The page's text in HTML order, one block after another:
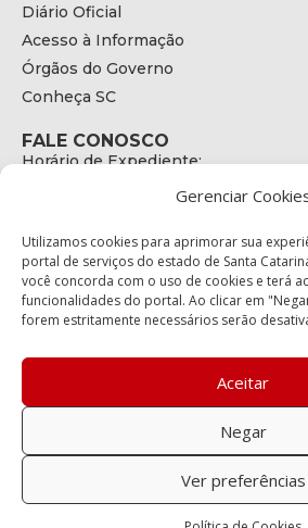
Gerenciar
Utilizamos cookies para aprimorar sua
portal de serviços do estado de Santa
você concorda com o uso de cookies e terá
funcionalidades do portal. Ao clicar em
forem estritamente necessários serão
Aceitar
Negar
Ver preferências
Diário Oficial
Acesso à Informação
Órgãos do Governo
Conheça SC
FALE CONOSCO
Horário de Expediente:
E-mail:
ENDEREÇO
Endereço:
Bairro:
Coqueiros, Florianópolis SC
88.080-160
Política de privacidade
Copyright © 2023 Todos os Direitos